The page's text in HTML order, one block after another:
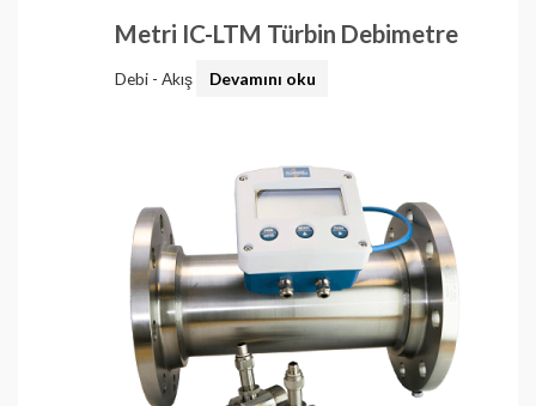
Metri IC-LTM Türbin Debimetre
Debi - Akış Devamını oku